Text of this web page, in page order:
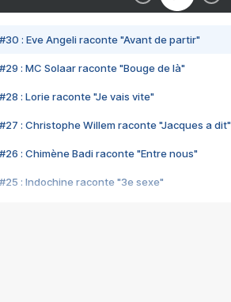
#30 : Eve Angeli raconte "Avant de partir"
#29 : MC Solaar raconte "Bouge de là"
#28 : Lorie raconte "Je vais vite"
#27 : Christophe Willem raconte "Jacques a dit"
#26 : Chimène Badi raconte "Entre nous"
#25 : Indochine raconte "3e sexe"